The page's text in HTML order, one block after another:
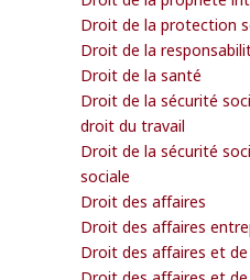
Droit de la protection
Droit de la
Droit de la santé
Droit de la sécurité
droit du travail
Droit de la sécurité
sociale
Droit des affaires
Droit des affaires
Droit des affaires et